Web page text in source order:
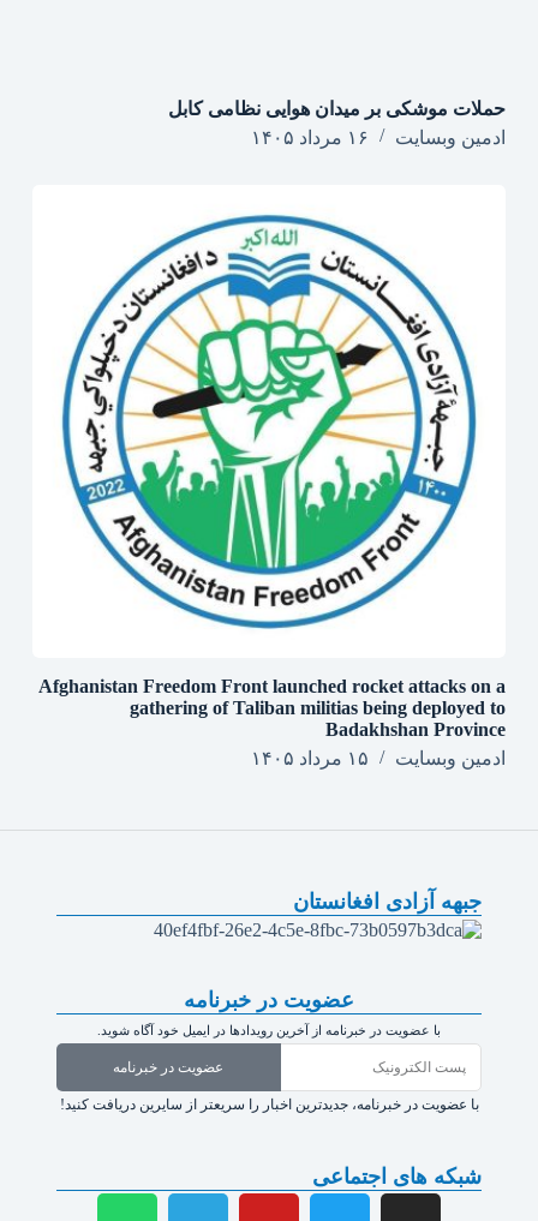
حملات موشکی بر میدان هوایی نظامی کابل
ادمین وبسایت
۱۶ مرداد ۱۴۰۵
Afghanistan Freedom Front launched rocket attacks on a
gathering of Taliban militias being deployed to
Badakhshan Province
ادمین وبسایت
۱۵ مرداد ۱۴۰۵
جبهه آزادی افغانستان
عضویت در خبرنامه
با عضویت در خبرنامه از آخرین رویدادها در ایمیل خود آگاه شوید.
عضویت در خبرنامه
با عضویت در خبرنامه، جدیدترین اخبار را سریعتر از سایرین دریافت کنید!
شبکه های اجتماعی